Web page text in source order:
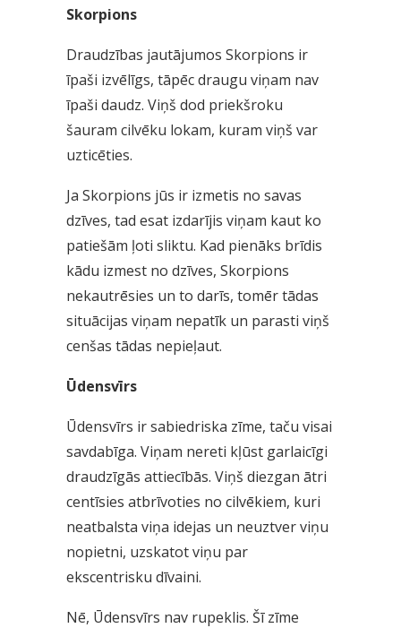
Skorpions
Draudzības jautājumos Skorpions ir
īpaši izvēlīgs, tāpēc draugu viņam nav
īpaši daudz. Viņš dod priekšroku
šauram cilvēku lokam, kuram viņš var
uzticēties.
Ja Skorpions jūs ir izmetis no savas
dzīves, tad esat izdarījis viņam kaut ko
patiešām ļoti sliktu. Kad pienāks brīdis
kādu izmest no dzīves, Skorpions
nekautrēsies un to darīs, tomēr tādas
situācijas viņam nepatīk un parasti viņš
cenšas tādas nepieļaut.
Ūdensvīrs
Ūdensvīrs ir sabiedriska zīme, taču visai
savdabīga. Viņam nereti kļūst garlaicīgi
draudzīgās attiecībās. Viņš diezgan ātri
centīsies atbrīvoties no cilvēkiem, kuri
neatbalsta viņa idejas un neuztver viņu
nopietni, uzskatot viņu par
ekscentrisku dīvaini.
Nē, Ūdensvīrs nav rupeklis. Šī zīme